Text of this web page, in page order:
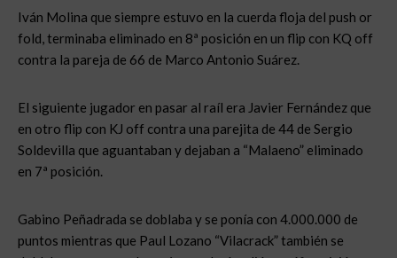
Iván Molina que siempre estuvo en la cuerda floja del push or
fold, terminaba eliminado en 8ª posición en un flip con KQ off
contra la pareja de 66 de Marco Antonio Suárez.
El siguiente jugador en pasar al raíl era Javier Fernández que
en otro flip con KJ off contra una parejita de 44 de Sergio
Soldevilla que aguantaban y dejaban a “Malaeno” eliminado
en 7ª posición.
Gabino Peñadrada se doblaba y se ponía con 4.000.000 de
puntos mientras que Paul Lozano “Vilacrack” también se